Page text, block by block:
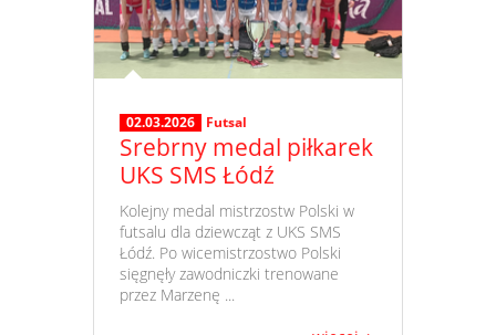
02.03.2026 Futsal
Srebrny medal piłkarek
UKS SMS Łódź
​ Kolejny medal mistrzostw Polski w
futsalu dla dziewcząt z UKS SMS
Łódź. Po wicemistrzostwo Polski
sięgnęły zawodniczki trenowane
przez Marzenę ...